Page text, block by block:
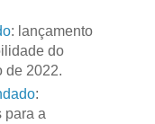
: lançamento
do
de 2022.
:
para a